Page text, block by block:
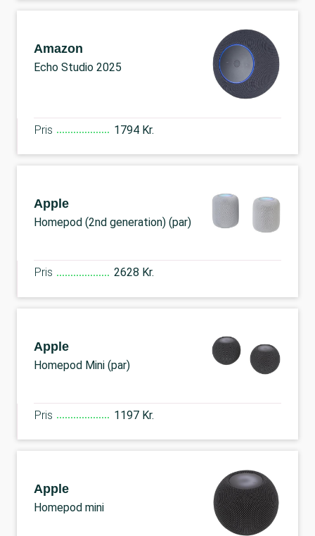
Amazon
Echo Studio 2025
Pris 1794 Kr.
Apple
Homepod (2nd generation) (par)
Pris 2628 Kr.
Apple
Homepod Mini (par)
Pris 1197 Kr.
Apple
Homepod mini